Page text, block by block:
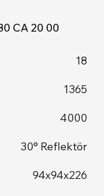
CA 20 00
18
1365
4000
30° Reflektör
94x94x226